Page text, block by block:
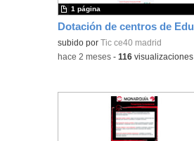
subido por Tic ce40 madrid
1 página
-hace 2 meses -116 visualizaciones